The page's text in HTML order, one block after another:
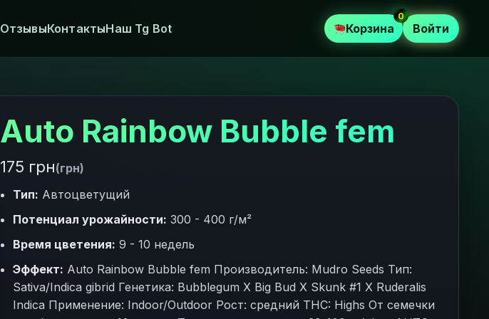
ОтзывыКонтактыНаш Tg Bot Корзина
0
Войти
Auto Rainbow Bubble fem
175 грн(грн)
Тип: Автоцветущий
Потенциал урожайности: 300 - 400 г/м²
Время цветения: 9 - 10 недель
Эффект: Auto Rainbow Bubble fem Производитель: Mudro Seeds Тип:
Sativa/Indica gibrid Генетика: Bubblegum X Big Bud X Skunk #1 Х Ruderalis
Indica Применение: Indoor/Outdoor Рост: средний THC: Highs От семечки